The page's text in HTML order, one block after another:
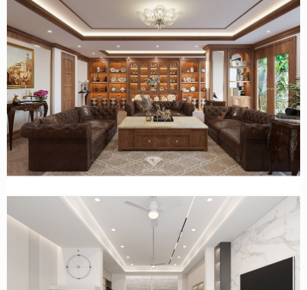
Dự án thiết kế nội thất nhà phố tân cổ điển sang trọng tại
Vũ Tông Phan – Anh Đạt